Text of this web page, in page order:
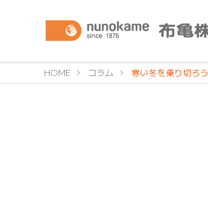
HOME コラム 寒い冬を乗り切ろう